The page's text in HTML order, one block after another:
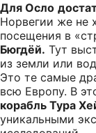
Для Осло
Норвегии же не
посещения в
Бюгдёй. Тут
из земли или
Это те самые
всю Европу. В
корабль Тура
уникальными